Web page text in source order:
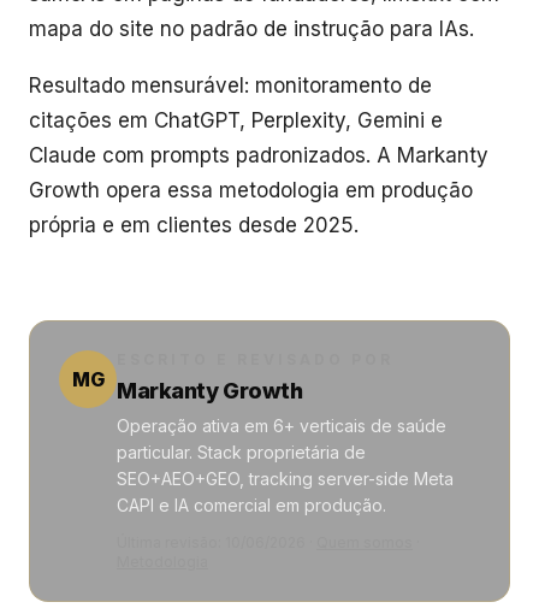
mapa do site no padrão de instrução para IAs.
Resultado mensurável: monitoramento de
citações em ChatGPT, Perplexity, Gemini e
Claude com prompts padronizados. A Markanty
Growth opera essa metodologia em produção
própria e em clientes desde 2025.
MG Markanty Growth
Operação ativa em 6+ verticais de saúde
particular. Stack proprietária de
SEO+AEO+GEO, tracking server-side Meta
CAPI e IA comercial em produção.